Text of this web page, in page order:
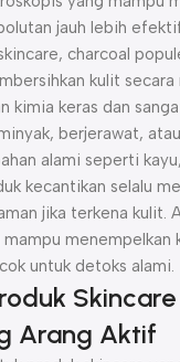
jauh lebih
charcoal
kulit
kimia keras dan
berjerawat,
alami seperti
kecantikan selalu
jika terkena kulit.
menempelkan
untuk detoks alami.
Arang Aktif